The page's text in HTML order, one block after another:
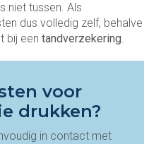
niet tussen. Als
dus volledig zelf, behalve
bij een tandverzekering.
voor
drukken?
in contact met